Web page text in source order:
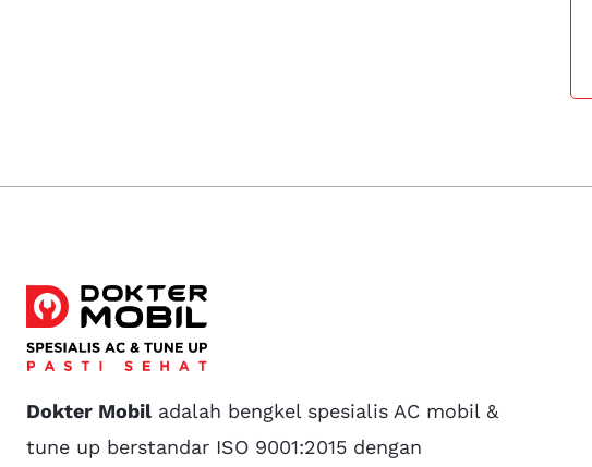
Dokter Mobil adalah bengkel spesialis AC mobil &
tune up berstandar ISO 9001:2015 dengan